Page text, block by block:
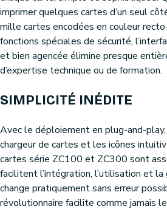
imprimer quelques cartes d’un seul
mille cartes encodées en couleur
fonctions spéciales de sécurité,
et bien agencée élimine presque
d’expertise technique ou de formation.
SIMPLICITÉ INÉDITE
Avec le déploiement en plug-and-
chargeur de cartes et les icônes
cartes série ZC100 et ZC300 sont
facilitent l’intégration, l’utilisation et la
change pratiquement sans erreur
révolutionnaire facilite comme jamais